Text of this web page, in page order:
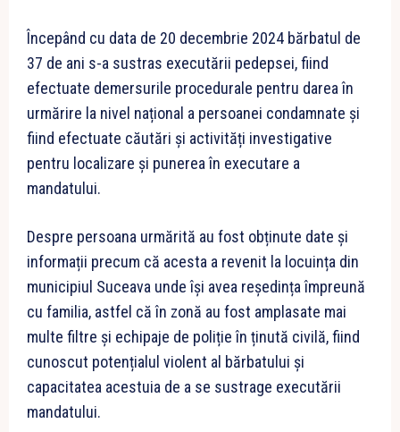
Începând cu data de 20 decembrie 2024 bărbatul de
37 de ani s-a sustras executării pedepsei, fiind
efectuate demersurile procedurale pentru darea în
urmărire la nivel național a persoanei condamnate și
fiind efectuate căutări și activități investigative
pentru localizare și punerea în executare a
mandatului.
Despre persoana urmărită au fost obținute date și
informații precum că acesta a revenit la locuința din
municipiul Suceava unde își avea reședința împreună
cu familia, astfel că în zonă au fost amplasate mai
multe filtre și echipaje de poliție în ținută civilă, fiind
cunoscut potențialul violent al bărbatului și
capacitatea acestuia de a se sustrage executării
mandatului.